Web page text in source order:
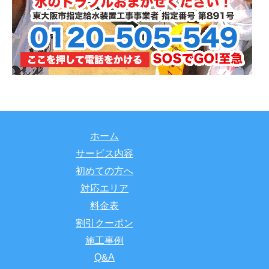
ホーム
サービス内容
初めての方へ
対応エリア
料金表
割引クーポン
施工事例
Q&A